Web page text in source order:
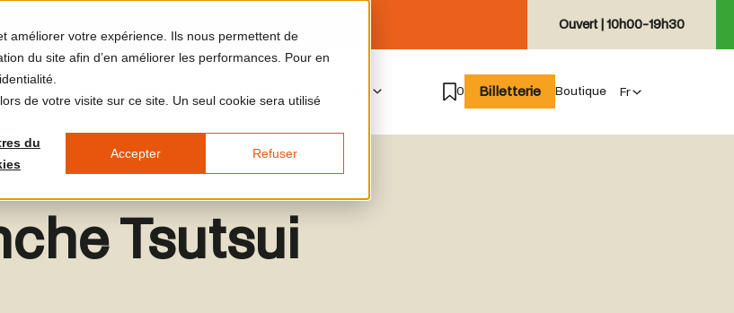
améliorer votre expérience. Ils nous permettent de
du site afin d’en améliorer les performances. Pour en
de votre visite sur ce site. Un seul cookie sera utilisé
du
Accepter Refuser
Ouvert | 10h00-19h30
0 Billetterie Boutique
Tsutsui